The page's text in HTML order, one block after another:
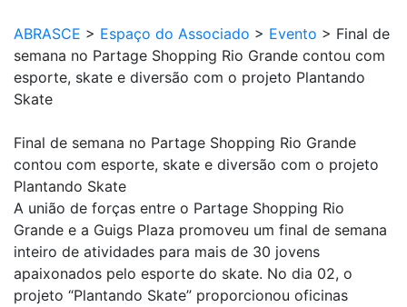
ABRASCE > Espaço do Associado > Evento > Final de
semana no Partage Shopping Rio Grande contou com
esporte, skate e diversão com o projeto Plantando
Skate
Final de semana no Partage Shopping Rio Grande
contou com esporte, skate e diversão com o projeto
Plantando Skate
A união de forças entre o Partage Shopping Rio
Grande e a Guigs Plaza promoveu um final de semana
inteiro de atividades para mais de 30 jovens
apaixonados pelo esporte do skate. No dia 02, o
projeto “Plantando Skate” proporcionou oficinas